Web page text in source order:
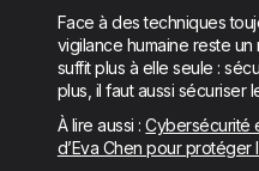
Face à des techniques
vigilance humaine reste un
suffit plus à elle seule :
plus, il faut aussi sécuriser
À lire aussi :Cybersécurité
d’Eva Chen pour protéger